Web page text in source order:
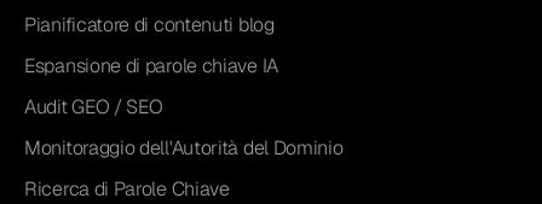
Pianificatore di contenuti blog
Espansione di parole chiave IA
Audit GEO / SEO
Monitoraggio dell'Autorità del Dominio
Ricerca di Parole Chiave